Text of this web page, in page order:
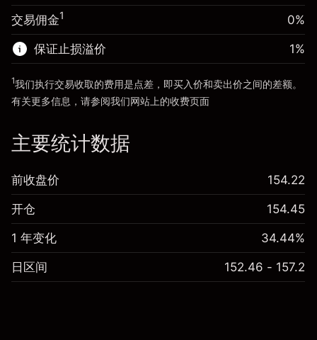
前往平台
来自杠杆的资金 - 美元（大约值）$19,000.00
前往平台
交易佣金1 0%
保证止损溢价 1%
1我们执行交易收取的费用是点差，即买入价和卖出价之间的差额。
有关更多信息，请参阅我们网站上的收费页面
主要统计数据
前收盘价 154.22
开仓 154.45
1 年变化 34.44%
日区间 152.46 - 157.2